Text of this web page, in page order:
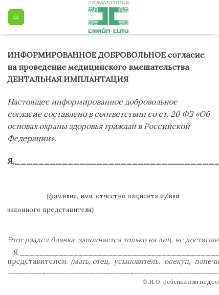
ИНФОРМИРОВАННОЕ ДОБРОВОЛЬНОЕ согласие
на проведение медицинского вмешательства
ДЕНТАЛЬНАЯ ИМПЛАНТАЦИЯ
Настоящее информированное добровольное
согласие составлено в соответствии со ст. 20 ФЗ «Об
основах охраны здоровья граждан в Российской
Федерации».
(фамилия, имя, отчество пациента и/или
законного представителя)
Этот раздел бланка заполняется только на лиц, не
представителем (мать, отец, усыновитель, опекун,
Ф.И.О. ребенка или